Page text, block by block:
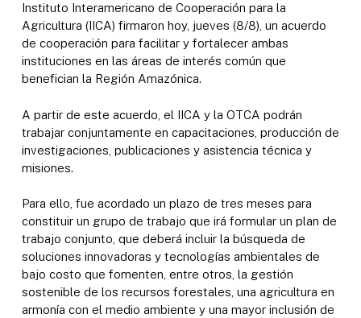
Instituto Interamericano de Cooperación para la
Agricultura (IICA) firmaron hoy, jueves (8/8), un acuerdo
de cooperación para facilitar y fortalecer ambas
instituciones en las áreas de interés común que
benefician la Región Amazónica.
A partir de este acuerdo, el IICA y la OTCA podrán
trabajar conjuntamente en capacitaciones, producción de
investigaciones, publicaciones y asistencia técnica y
misiones.
Para ello, fue acordado un plazo de tres meses para
constituir un grupo de trabajo que irá formular un plan de
trabajo conjunto, que deberá incluir la búsqueda de
soluciones innovadoras y tecnologías ambientales de
bajo costo que fomenten, entre otros, la gestión
sostenible de los recursos forestales, una agricultura en
armonía con el medio ambiente y una mayor inclusión de